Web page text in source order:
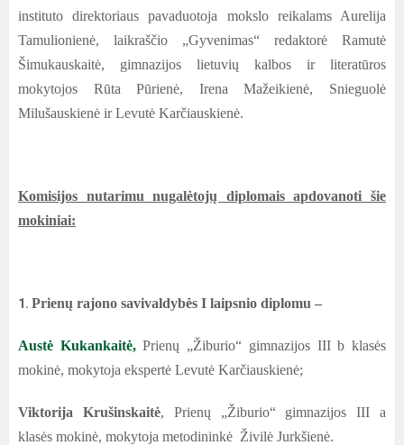
instituto direktoriaus pavaduotoja mokslo reikalams Aurelija
Tamulionienė, laikraščio „Gyvenimas“ redaktorė Ramutė
Šimukauskaitė, gimnazijos lietuvių kalbos ir literatūros
mokytojos Rūta Pūrienė, Irena Mažeikienė, Snieguolė
Milušauskienė ir Levutė Karčiauskienė.
Komisijos nutarimu nugalėtojų diplomais apdovanoti šie
mokiniai:
1. Prienų rajono savivaldybės I laipsnio diplomu –
Austė Kukankaitė,Prienų „Žiburio“ gimnazijos III b klasės
mokinė, mokytoja ekspertė Levutė Karčiauskienė;
Viktorija Krušinskaitė, Prienų „Žiburio“ gimnazijos III a
klasės mokinė, mokytoja metodininkė Živilė Jurkšienė.